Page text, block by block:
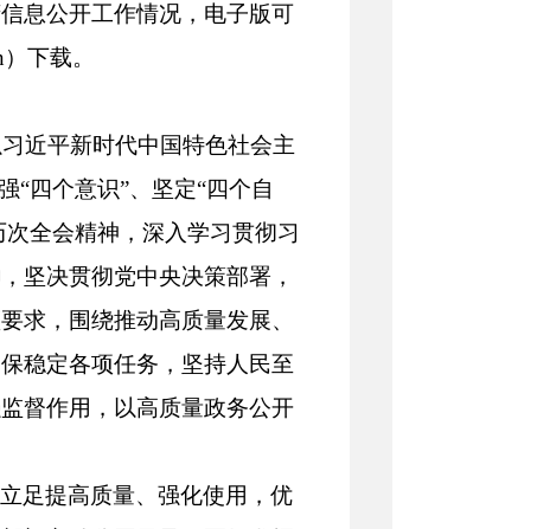
息公开工作情况，电子版可
下载。
近平新时代中国特色社会主
“四个意识”、坚定“四个自
全会精神，深入学习贯彻习
坚决贯彻党中央决策部署，
求，围绕推动高质量发展、
稳定各项任务，坚持人民至
督作用，以高质量政务公开
足提高质量、强化使用，优